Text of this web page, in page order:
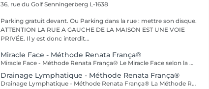
36, rue du GolfSenningerberg L-1638
Parking gratuit devant. Ou Parking dans la rue : mettre son disque.
ATTENTION LA RUE A GAUCHE DE LA MAISON EST UNE VOIE
PRIVÉE. Il y est donc interdit...
Miracle Face - Méthode Renata França®
Miracle Face - Méthode Renata França® Le Miracle Face selon la Méthode Renata França® est une prise en charge experte du visage, alliant drainage lymphatique précis et manuvres de remodelage adaptées à la finesse des tissus faciaux. Ce soin agit en profondeur pour décongestionner les zones inflammées, améliorer la circulation lymphatique et redessiner les contours du visage, tout en respectant l'équilibre naturel de la peau. Grâce à une gestuelle spécifique, rythmée et maîtrisée, le Miracle Face permet de : - réduire les gonflements et les poches - affiner l'ovale du visage - lisser les traits - améliorer l'éclat et la qualité de la peau. Il s'agit d'un travail facial structuré, comparable au remodelage corporel, mais spécifiquement conçu pour le visage, le cou et le décolleté. Pour des résultats optimaux, le Miracle Face peut être associé à un drainage lymphatique du corps selon la Méthode Renata França®, permettant une décongestion globale et une meilleure réponse du visage. Ce soin s'adresse aux personnes recherchant une approche non invasive, experte et cohérente, visant à améliorer l'harmonie du visage tout en respectant la physiologie cutanée.
Drainage Lymphatique - Méthode Renata França®
Drainage Lymphatique - Méthode Renata França® La Méthode Renata França® est un drainage lymphatique manuel précis et structuré, reconnu pour son efficacité sur les sensations de jambes lourdes, les gonflements et la rétention d'eau. Chez Maison Abigaïl Bianconi, cette méthode est pratiquée dans le respect strict du protocole original. Nos praticiennes sont formées à la source, au Brésil, et maîtrisent la gestuelle spécifique, le rythme soutenu et les pressions adaptées, afin d'agir efficacement tout en respectant le corps et le système lymphatique. Ce drainage permet notamment : une sensation de légèreté dès la première séance une décongestion du ventre une amélioration de la circulation lymphatique une peau visiblement plus lisse une silhouette plus harmonieuse. Il s'agit d'une méthode experte, réalisée avec précision et exigence, destinée aux personnes recherchant une prise en charge sérieuse, efficace et respectueuse du corps.